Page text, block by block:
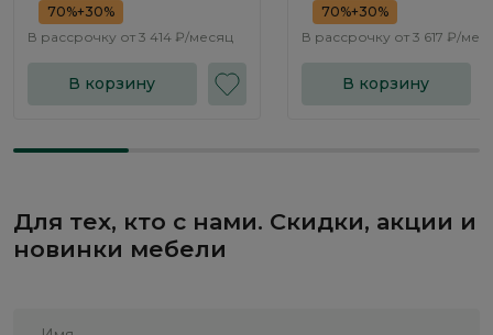
70%+30%
В рассрочку от 3 414 ₽/месяц
В корзину
70%+30%
В рассрочку от 3 617 ₽/
В корзину
Для тех, кто с нами. Скидки, акции и
новинки мебели